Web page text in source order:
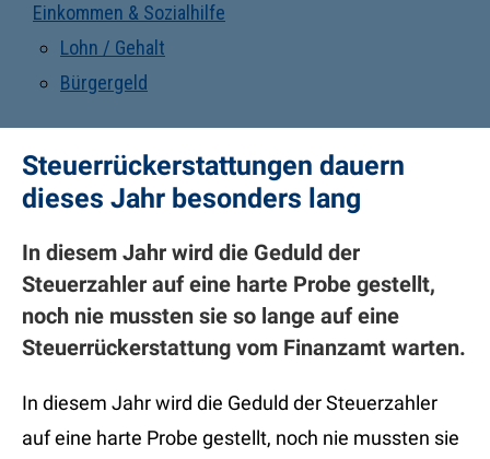
Einkommen & Sozialhilfe
Lohn / Gehalt
Bürgergeld
Steuerrückerstattungen dauern
dieses Jahr besonders lang
In diesem Jahr wird die Geduld der
Steuerzahler auf eine harte Probe gestellt,
noch nie mussten sie so lange auf eine
Steuerrückerstattung vom Finanzamt warten.
In diesem Jahr wird die Geduld der Steuerzahler
auf eine harte Probe gestellt, noch nie mussten sie